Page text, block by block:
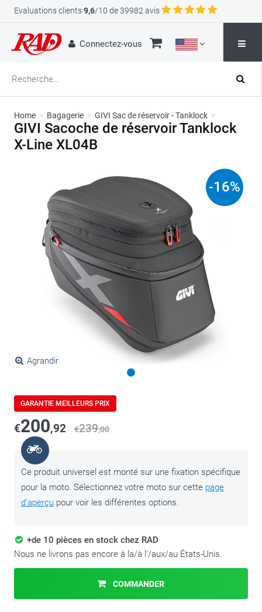
Evaluations clients9,6/10 de 39982 avis
Connectez-vous
Home > Bagagerie > GIVI Sac de réservoir - Tanklock >
GIVI Sacoche de réservoir Tanklock
X-Line XL04B
Agrandir
-16%
GARANTIE MEILLEURS PRIX
€200,92 €239,00
Ce produit universel est monté sur une fixation spécifique
pour la moto. Sélectionnez votre moto sur cette page
d'aperçu pour voir les différentes options.
+de 10 pièces en stock chez RAD
Nous ne livrons pas encore à la/à l'/aux/au États-Unis.
COMMANDER